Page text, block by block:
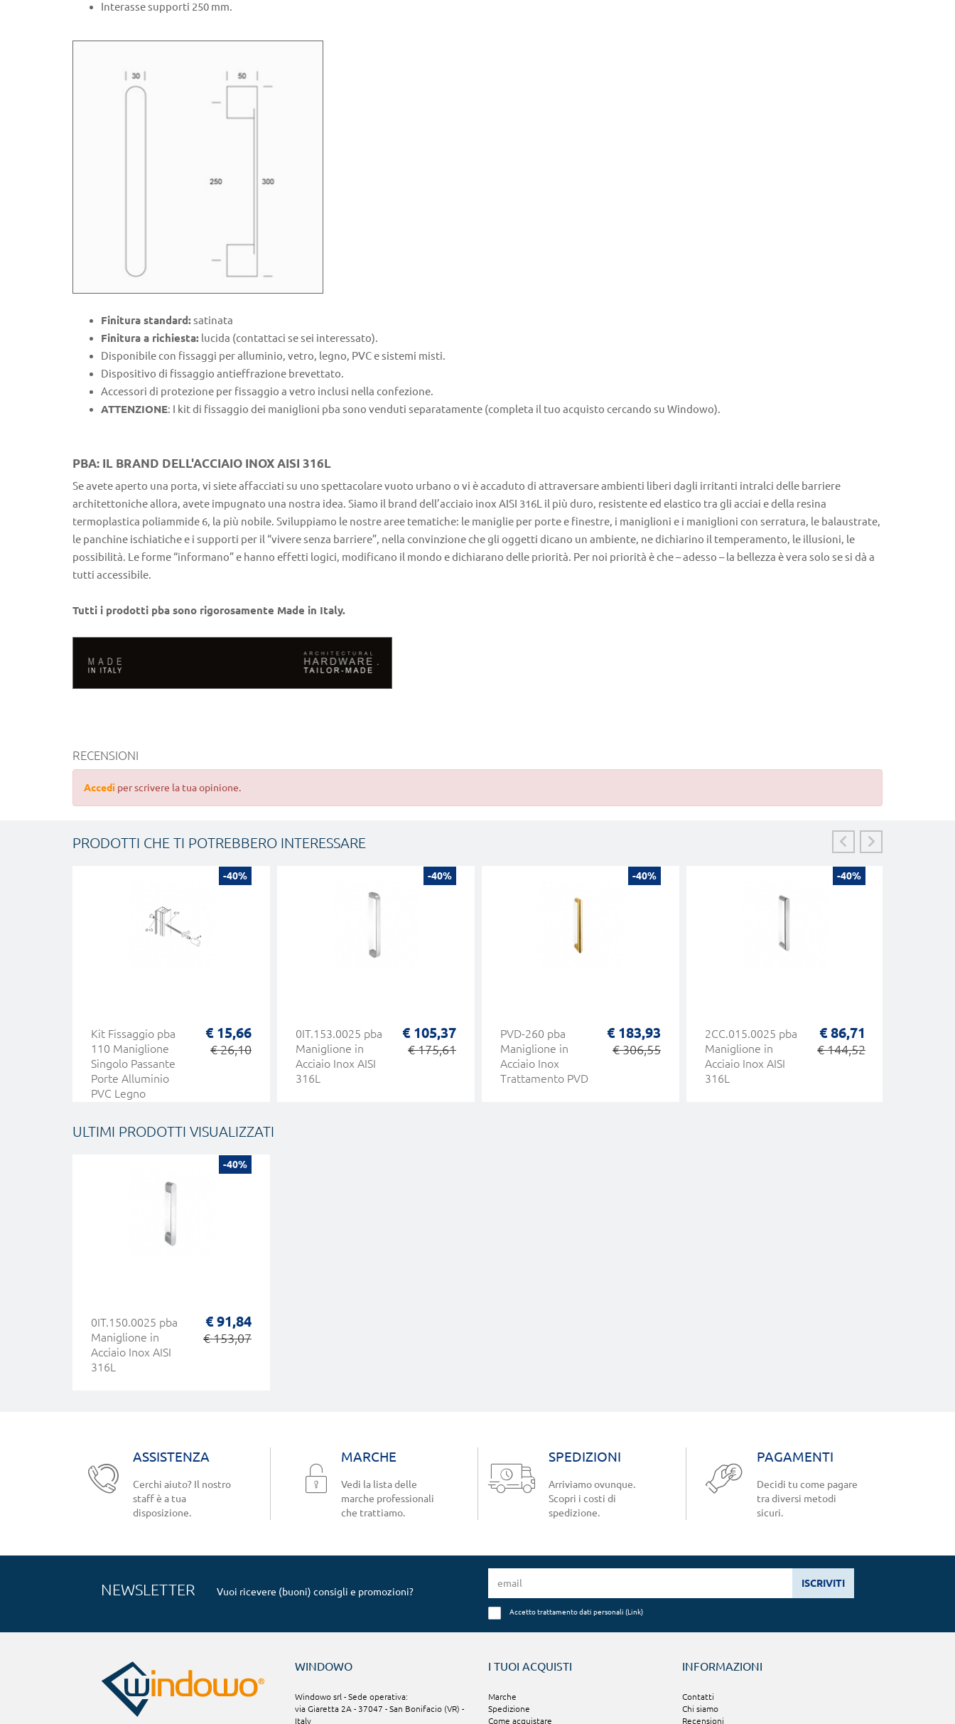
Interasse supporti 250 mm.
Finitura standard:satinata
Finitura a richiesta: lucida (contattaci se sei interessato).
Disponibile con fissaggi per alluminio, vetro, legno, PVC e sistemi misti.
Dispositivo di fissaggio antieffrazione brevettato.
Accessori di protezione per fissaggio a vetro inclusi nella confezione.
ATTENZIONE: I kit di fissaggio dei maniglioni pba sono venduti separatamente (completa il tuo acquisto cercando su Windowo).
PBA: IL BRAND DELL'ACCIAIO INOX AISI 316L
Se avete aperto una porta, vi siete affacciati su uno spettacolare vuoto urbano o vi è accaduto di attraversare ambienti liberi dagli irritanti intralci delle barriere
architettoniche allora, avete impugnato una nostra idea. Siamo il brand dell’acciaio inox AISI 316L il più duro, resistente ed elastico tra gli acciai e della resina
termoplastica poliammide 6, la più nobile. Sviluppiamo le nostre aree tematiche: le maniglie per porte e finestre, i maniglioni e i maniglioni con serratura, le balaustrate,
le panchine ischiatiche e i supporti per il “vivere senza barriere”, nella convinzione che gli oggetti dicano un ambiente, ne dichiarino il temperamento, le illusioni, le
possibilità. Le forme “informano” e hanno effetti logici, modificano il mondo e dichiarano delle priorità. Per noi priorità è che – adesso – la bellezza è vera solo se si dà a
tutti accessibile.
Tutti i prodotti pba sono rigorosamente Made in Italy.
RECENSIONI
Accedi per scrivere la tua opinione.
PRODOTTI CHE TI POTREBBERO INTERESSARE
-40%
Kit Fissaggio pba
110 Maniglione
Singolo Passante
Porte Alluminio
PVC Legno
€ 15,66
€ 26,10
-40%
0IT.153.0025 pba
Maniglione in
Acciaio Inox AISI
316L
€ 105,37
€ 175,61
-40%
PVD-260 pba
Maniglione in
Acciaio Inox
Trattamento PVD
€ 183,93
€ 306,55
-40%
2CC.015.0025 pba
Maniglione in
Acciaio Inox AISI
316L
€ 86,71
€ 144,52
ULTIMI PRODOTTI VISUALIZZATI
-40%
0IT.150.0025 pba
Maniglione in
Acciaio Inox AISI
316L
€ 91,84
€ 153,07
ASSISTENZA
Cerchi aiuto? Il nostro
staff è a tua
disposizione.
MARCHE
Vedi la lista delle
marche professionali
che trattiamo.
SPEDIZIONI
Arriviamo ovunque.
Scopri i costi di
spedizione.
PAGAMENTI
Decidi tu come pagare
tra diversi metodi
sicuri.
NEWSLETTER Vuoi ricevere (buoni) consigli e promozioni?
ISCRIVITI
Accetto trattamento dati personali (Link)
WINDOWO
Windowo srl - Sede operativa:
via Giaretta 2A - 37047 - San Bonifacio (VR) -
Italy
I TUOI ACQUISTI
Marche
Spedizione
Come acquistare
INFORMAZIONI
Contatti
Chi siamo
Recensioni